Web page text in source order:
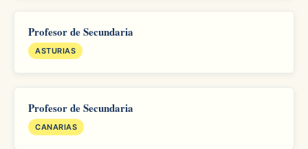
Profesor de Secundaria
ASTURIAS
Profesor de Secundaria
CANARIAS